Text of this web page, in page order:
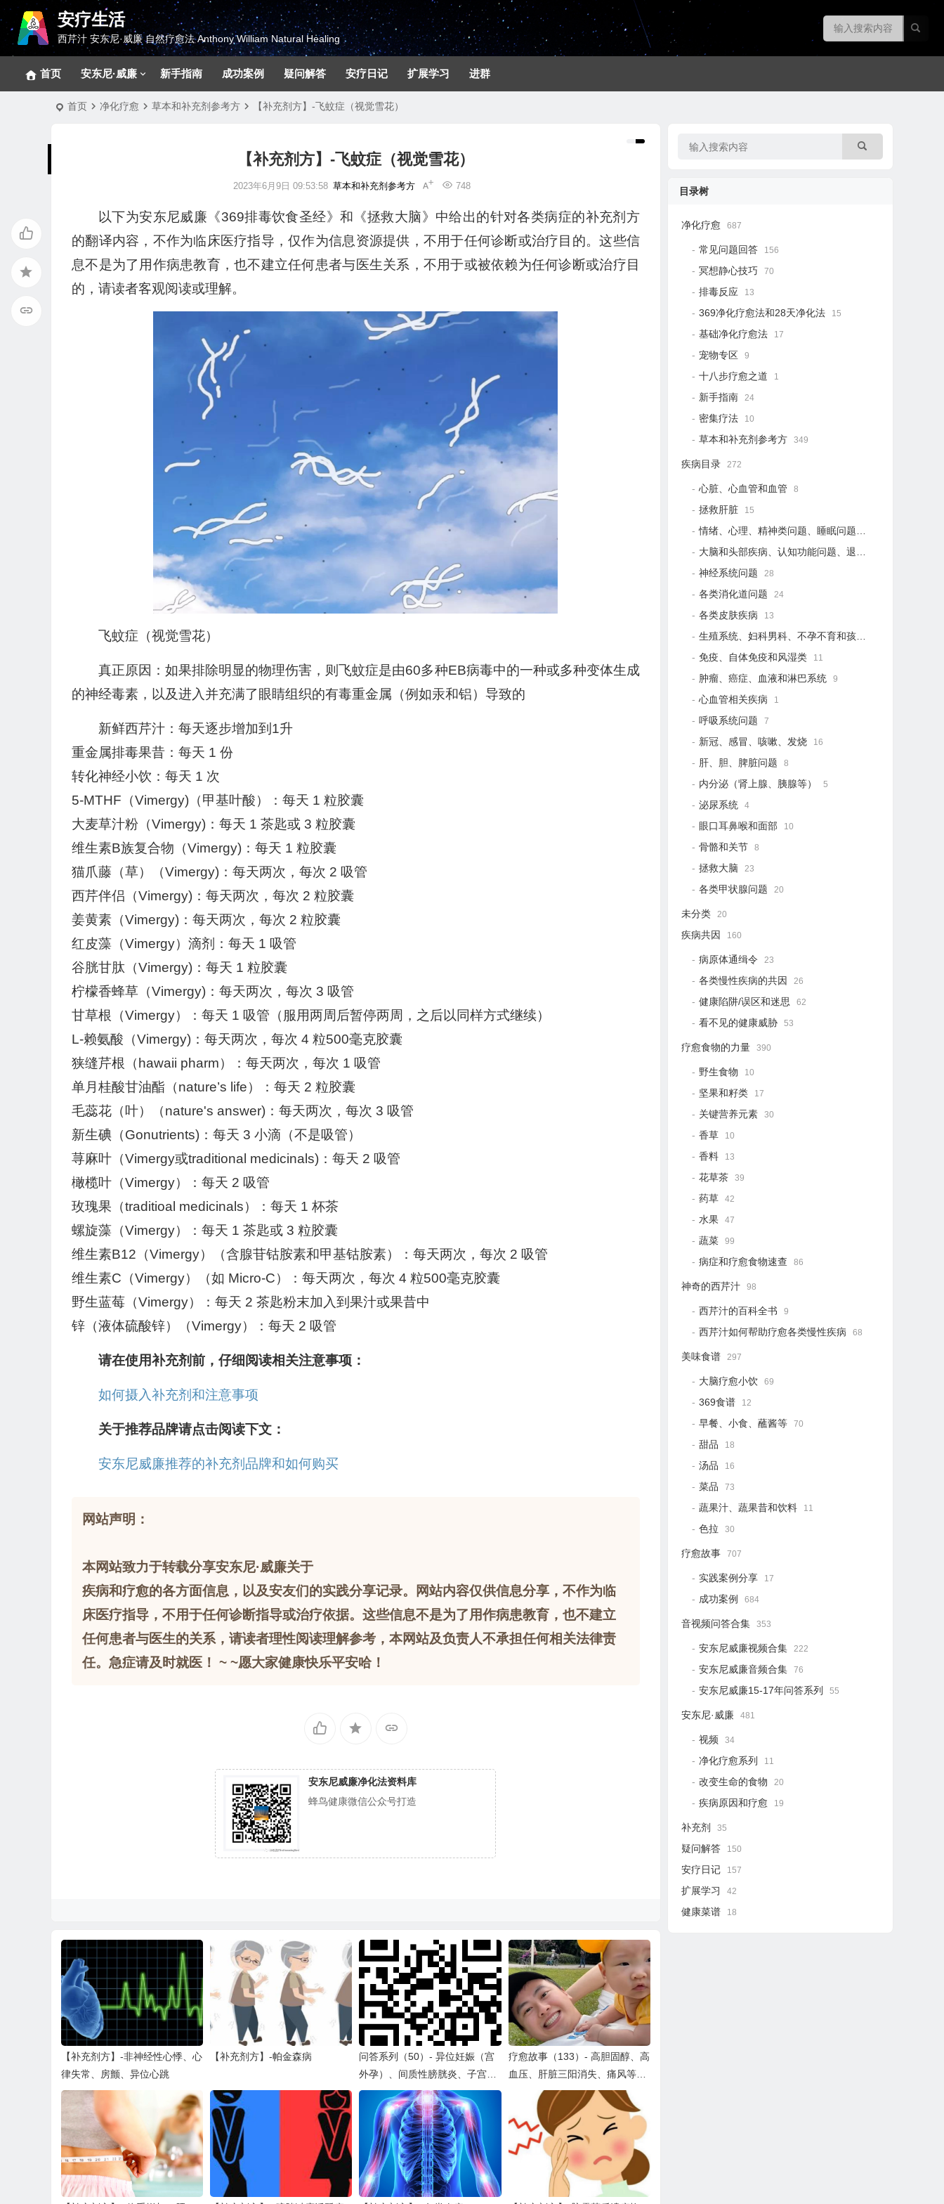
安疗生活
西芹汁 安东尼·威廉 自然疗愈法 Anthony William Natural Healing
首页 安东尼·威廉 新手指南 成功案例 疑问解答 安疗日记 扩展学习 进群
首页 净化疗愈 草本和补充剂参考方 【补充剂方】-飞蚊症（视觉雪花）
【补充剂方】-飞蚊症（视觉雪花）
2023年6月9日 09:53:58 草本和补充剂参考方 748
以下为安东尼威廉《369排毒饮食圣经》和《拯救大脑》中给出的针对各类病症的补充剂方
的翻译内容，不作为临床医疗指导，仅作为信息资源提供，不用于任何诊断或治疗目的。这些信
息不是为了用作病患教育，也不建立任何患者与医生关系，不用于或被依赖为任何诊断或治疗目
的，请读者客观阅读或理解。
飞蚊症（视觉雪花）
真正原因：如果排除明显的物理伤害，则飞蚊症是由60多种EB病毒中的一种或多种变体生成
的神经毒素，以及进入并充满了眼睛组织的有毒重金属（例如汞和铝）导致的
新鲜西芹汁：每天逐步增加到1升
重金属排毒果昔：每天 1 份
转化神经小饮：每天 1 次
5-MTHF（Vimergy)（甲基叶酸）：每天 1 粒胶囊
大麦草汁粉（Vimergy)：每天 1 茶匙或 3 粒胶囊
维生素B族复合物（Vimergy)：每天 1 粒胶囊
猫爪藤（草）（Vimergy)：每天两次，每次 2 吸管
西芹伴侣（Vimergy)：每天两次，每次 2 粒胶囊
姜黄素（Vimergy)：每天两次，每次 2 粒胶囊
红皮藻（Vimergy）滴剂：每天 1 吸管
谷胱甘肽（Vimergy)：每天 1 粒胶囊
柠檬香蜂草（Vimergy)：每天两次，每次 3 吸管
甘草根（Vimergy）：每天 1 吸管（服用两周后暂停两周，之后以同样方式继续）
L-赖氨酸（Vimergy)：每天两次，每次 4 粒500毫克胶囊
狭缝芹根（hawaii pharm）：每天两次，每次 1 吸管
单月桂酸甘油酯（nature’s life）：每天 2 粒胶囊
毛蕊花（叶）（nature's answer)：每天两次，每次 3 吸管
新生碘（Gonutrients)：每天 3 小滴（不是吸管）
荨麻叶（Vimergy或traditional medicinals)：每天 2 吸管
橄榄叶（Vimergy）：每天 2 吸管
玫瑰果（traditioal medicinals）：每天 1 杯茶
螺旋藻（Vimergy）：每天 1 茶匙或 3 粒胶囊
维生素B12（Vimergy）（含腺苷钴胺素和甲基钴胺素）：每天两次，每次 2 吸管
维生素C（Vimergy）（如 Micro-C）：每天两次，每次 4 粒500毫克胶囊
野生蓝莓（Vimergy）：每天 2 茶匙粉末加入到果汁或果昔中
锌（液体硫酸锌）（Vimergy）：每天 2 吸管
请在使用补充剂前，仔细阅读相关注意事项：
如何摄入补充剂和注意事项
关于推荐品牌请点击阅读下文：
安东尼威廉推荐的补充剂品牌和如何购买
网站声明：
本网站致力于转载分享安东尼·威廉关于
疾病和疗愈的各方面信息，以及安友们的实践分享记录。网站内容仅供信息分享，不作为临
床医疗指导，不用于任何诊断指导或治疗依据。这些信息不是为了用作病患教育，也不建立
任何患者与医生的关系，请读者理性阅读理解参考，本网站及负责人不承担任何相关法律责
任。急症请及时就医！ ~ ~愿大家健康快乐平安哈！
安东尼威廉净化法资料库
蜂鸟健康微信公众号打造
【补充剂方】-非神经性心悸、心
律失常、房颤、异位心跳
【补充剂方】-帕金森病
问答系列（50）- 异位妊娠（宫
外孕）、间质性膀胱炎、子宫内
膜异位症、食用油选择、吡咯障
碍（焦尿症、氪吡咯尿症或淡紫
色障碍）
疗愈故事（133）- 高胆固醇、高
血压、肝脏三阳消失、痛风等的
目录树
净化疗愈 687
常见问题回答 156
冥想静心技巧 70
排毒反应 13
369净化疗愈法和28天净化法 15
基础净化疗愈法 17
宠物专区 9
十八步疗愈之道 1
新手指南 24
密集疗法 10
草本和补充剂参考方 349
疾病目录 272
心脏、心血管和血管 8
拯救肝脏 15
情绪、心理、精神类问题、睡眠问题 18
大脑和头部疾病、认知功能问题、退行性疾病
神经系统问题 28
各类消化道问题 24
各类皮肤疾病 13
生殖系统、妇科男科、不孕不育和孩子健康
免疫、自体免疫和风湿类 11
肿瘤、癌症、血液和淋巴系统 9
心血管相关疾病 1
呼吸系统问题 7
新冠、感冒、咳嗽、发烧 16
肝、胆、脾脏问题 8
内分泌（肾上腺、胰腺等） 5
泌尿系统 4
眼口耳鼻喉和面部 10
骨骼和关节 8
拯救大脑 23
各类甲状腺问题 20
未分类 20
疾病共因 160
病原体通缉令 23
各类慢性疾病的共因 26
健康陷阱/误区和迷思 62
看不见的健康威胁 53
疗愈食物的力量 390
野生食物 10
坚果和籽类 17
关键营养元素 30
香草 10
香料 13
花草茶 39
药草 42
水果 47
蔬菜 99
病症和疗愈食物速查 86
神奇的西芹汁 98
西芹汁的百科全书 9
西芹汁如何帮助疗愈各类慢性疾病 68
美味食谱 297
大脑疗愈小饮 69
369食谱 12
早餐、小食、蘸酱等 70
甜品 18
汤品 16
菜品 73
蔬果汁、蔬果昔和饮料 11
色拉 30
疗愈故事 707
实践案例分享 17
成功案例 684
音视频问答合集 353
安东尼威廉视频合集 222
安东尼威廉音频合集 76
安东尼威廉15-17年问答系列 55
安东尼·威廉 481
视频 34
净化疗愈系列 11
改变生命的食物 20
疾病原因和疗愈 19
补充剂 35
疑问解答 150
安疗日记 157
扩展学习 42
健康菜谱 18